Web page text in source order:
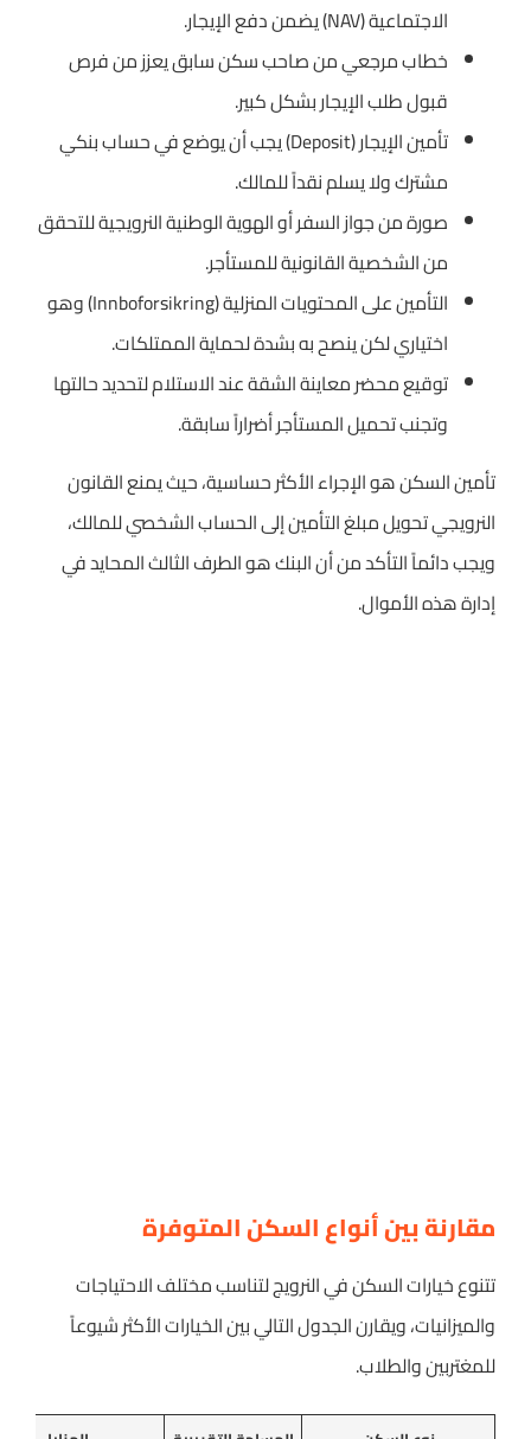
الاجتماعية (NAV) يضمن دفع الإيجار.
خطاب مرجعي من صاحب سكن سابق يعزز من فرص
قبول طلب الإيجار بشكل كبير.
تأمين الإيجار (Deposit) يجب أن يوضع في حساب بنكي
مشترك ولا يسلم نقداً للمالك.
صورة من جواز السفر أو الهوية الوطنية النرويجية للتحقق
من الشخصية القانونية للمستأجر.
التأمين على المحتويات المنزلية (Innboforsikring) وهو
اختياري لكن ينصح به بشدة لحماية الممتلكات.
توقيع محضر معاينة الشقة عند الاستلام لتحديد حالتها
وتجنب تحميل المستأجر أضراراً سابقة.
تأمين السكن هو الإجراء الأكثر حساسية، حيث يمنع القانون
النرويجي تحويل مبلغ التأمين إلى الحساب الشخصي للمالك،
ويجب دائماً التأكد من أن البنك هو الطرف الثالث المحايد في
إدارة هذه الأموال.
مقارنة بين أنواع السكن المتوفرة
تتنوع خيارات السكن في النرويج لتناسب مختلف الاحتياجات
والميزانيات، ويقارن الجدول التالي بين الخيارات الأكثر شيوعاً
للمغتربين والطلاب.